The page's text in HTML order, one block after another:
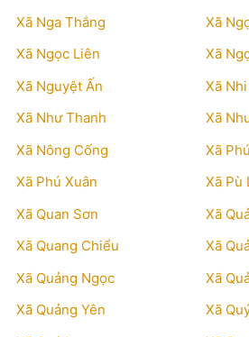
Xã Nga Thắng
Xã
Xã Ngọc Liên
Xã
Xã Nguyệt Ấn
Xã
Xã Như Thanh
Xã
Xã Nông Cống
Xã
Xã Phú Xuân
Xã Pù
Xã Quan Sơn
Xã
Xã Quang Chiểu
Xã
Xã Quảng Ngọc
Xã
Xã Quảng Yên
Xã